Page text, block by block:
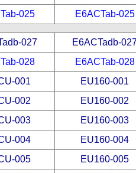
025 E6ACTab-025
027
E6ACTadb-
028
E6ACTab-028
001
EU160-001
002
EU160-002
003
EU160-003
004
EU160-004
005
EU160-005